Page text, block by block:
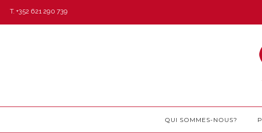
T. +352 621 290 739
QUI SOMMES-NOUS?